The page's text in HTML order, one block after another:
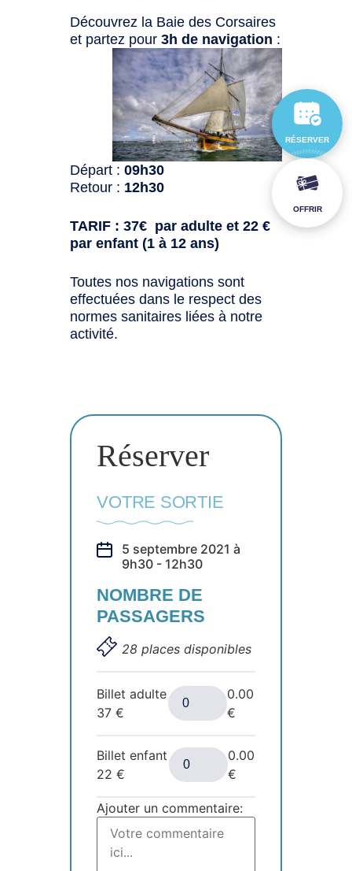
Découvrez la Baie des Corsaires
et partez pour3h de navigation :
Départ :09h30
Retour : 12h30
TARIF : 37€ par adulte et 22 €
par enfant (1 à 12 ans)
Toutes nos navigations sont
effectuées dans le respect des
normes sanitaires liées à notre
activité.
Réserver
VOTRE SORTIE
5 septembre 2021 à
9h30 - 12h30
NOMBRE DE
PASSAGERS
28 places disponibles
Billet adulte
37€
0.00
€
Billet enfant
22€
0.00
€
Ajouter un commentaire:
RÉSERVER
OFFRIR